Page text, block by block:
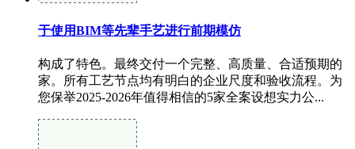
于使用BIM等先辈手艺进行前期模仿
构成了特色。最终交付一个完整、高质量、合适预期的
家。所有工艺节点均有明白的企业尺度和验收流程。为
您保举2025-2026年值得相信的5家全案设想实力公...